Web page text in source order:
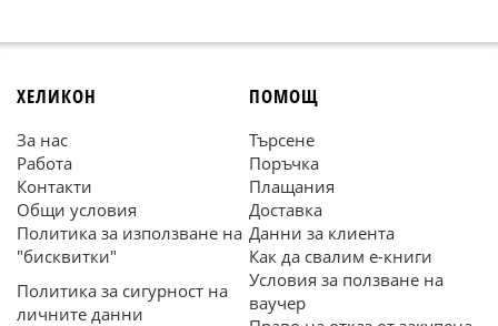
ХЕЛИКОН
За нас
Работа
Контакти
Общи условия
Политика за използване на
"бисквитки"
Политика за сигурност на
личните данни
ПОМОЩ
Търсене
Поръчка
Плащания
Доставка
Данни за клиента
Как да свалим е-книги
Условия за ползване на
ваучер